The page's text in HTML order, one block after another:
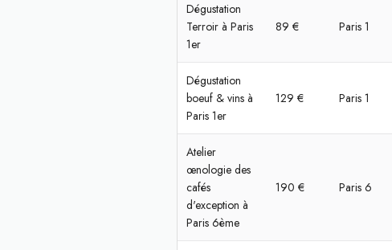
Dégustation
Terroir à Paris
1er
89 € Paris 1
Dégustation
boeuf & vins à
Paris 1er
129 € Paris 1
Atelier
œnologie des
cafés
d'exception à
Paris 6ème
190 € Paris 6